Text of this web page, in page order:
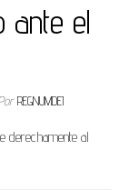
ante el
REGNUMDEI
derechamente al